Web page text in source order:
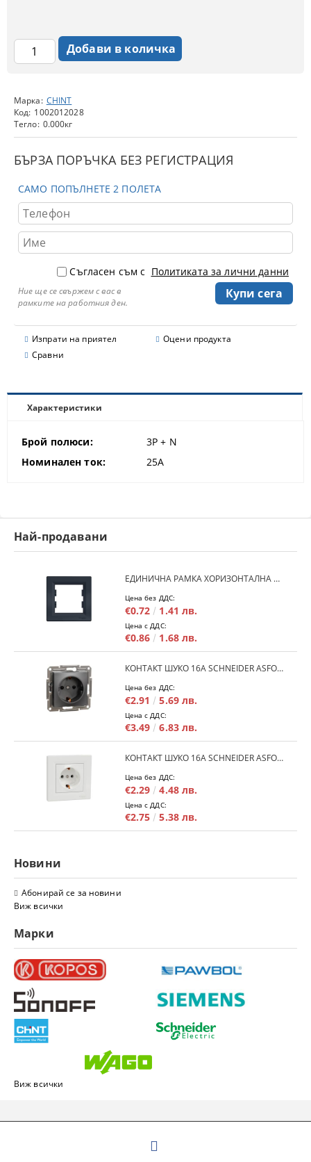
Марка: CHINT
Код: 1002012028
Тегло: 0.000кг
БЪРЗА ПОРЪЧКА БЕЗ РЕГИСТРАЦИЯ
САМО ПОПЪЛНЕТЕ 2 ПОЛЕТА
Съгласен съм с Политиката за лични данни
Ние ще се свържем с вас в
рамките на работния ден.
Изпрати на приятел
Оцени продукта
Сравни
Характеристики
Брой полюси:
3P + N
Номинален ток:
25A
Най-продавани
ЕДИНИЧНА РАМКА ХОРИЗОНТАЛНА SCHNEIDER ASFORA EPH5800171 - АНТРАЦИТ
Цена без ДДС:
€0.72 1.41 лв.
Цена с ДДС:
€0.86 1.68 лв.
КОНТАКТ ШУКО 16A SCHNEIDER ASFORA EPH2900171 - АНРАЦИТ
Цена без ДДС:
€2.91 5.69 лв.
Цена с ДДС:
€3.49 6.83 лв.
КОНТАКТ ШУКО 16A SCHNEIDER ASFORA EPH2900121 - БЯЛ
Цена без ДДС:
€2.29 4.48 лв.
Цена с ДДС:
€2.75 5.38 лв.
Новини
Абонирай се за новини
Виж всички
Марки
Виж всички